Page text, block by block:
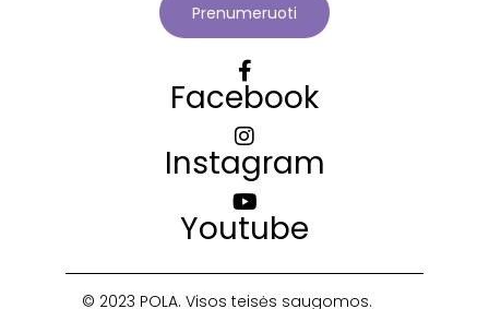
Prenumeruoti
Facebook
Instagram
Youtube
© 2023 POLA. Visos teisės saugomos.